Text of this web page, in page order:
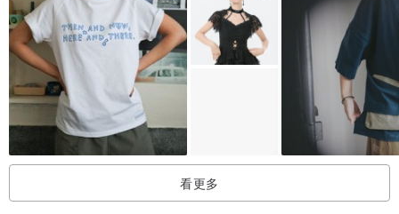
产地/制造方式
CHINA
看更多